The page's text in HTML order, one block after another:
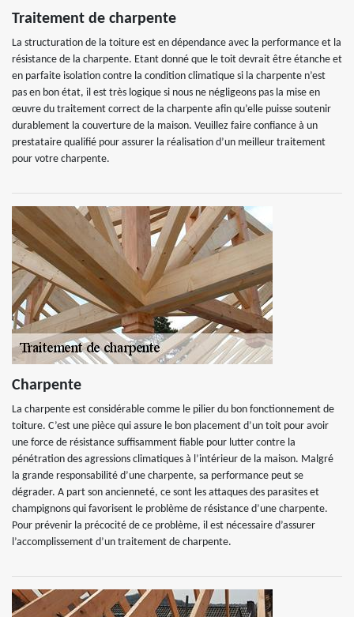
Traitement de charpente
La structuration de la toiture est en dépendance avec la performance et la
résistance de la charpente. Etant donné que le toit devrait être étanche et
en parfaite isolation contre la condition climatique si la charpente n’est
pas en bon état, il est très logique si nous ne négligeons pas la mise en
œuvre du traitement correct de la charpente afin qu’elle puisse soutenir
durablement la couverture de la maison. Veuillez faire confiance à un
prestataire qualifié pour assurer la réalisation d’un meilleur traitement
pour votre charpente.
Charpente
La charpente est considérable comme le pilier du bon fonctionnement de
toiture. C’est une pièce qui assure le bon placement d’un toit pour avoir
une force de résistance suffisamment fiable pour lutter contre la
pénétration des agressions climatiques à l’intérieur de la maison. Malgré
la grande responsabilité d’une charpente, sa performance peut se
dégrader. A part son ancienneté, ce sont les attaques des parasites et
champignons qui favorisent le problème de résistance d’une charpente.
Pour prévenir la précocité de ce problème, il est nécessaire d’assurer
l’accomplissement d’un traitement de charpente.